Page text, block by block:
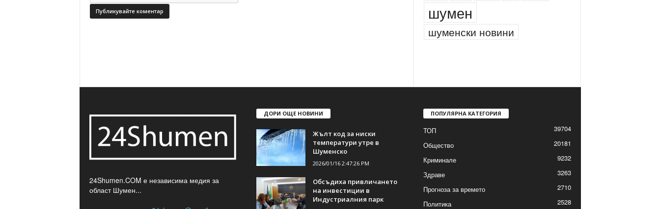
шумен
шуменски новини
24Shumen.COM е независима медия за
област Шумен...
ДОРИ ОЩЕ НОВИНИ
Жълт код за ниски
температури утре в
Шуменско
2026/01/16 2:47:26 PM
Обсъдиха привличането
на инвестиции в
Индустриалния парк
ПОПУЛЯРНА КАТЕГОРИЯ
ТОП
39704
Общество
20181
Криминале
9232
Здраве
3263
Прогноза за времето
2710
Политика
2528